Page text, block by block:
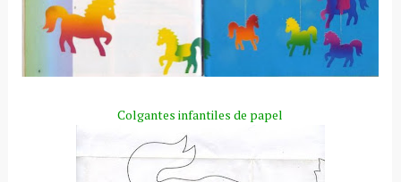
Colgantes infantiles de papel